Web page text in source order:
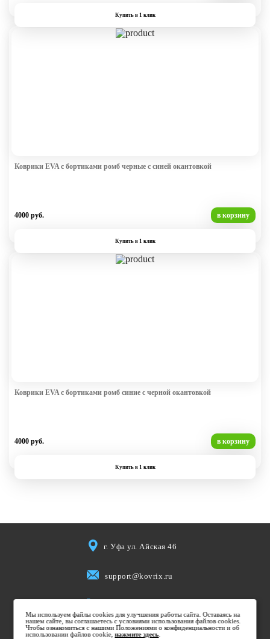
Купить в 1 клик
Коврики EVA с бортиками ромб черные с синей окантовкой
4000 руб. в корзину
Купить в 1 клик
Коврики EVA с бортиками ромб синие с черной окантовкой
4000 руб. в корзину
Купить в 1 клик
г. Уфа ул. Айская 46
support@kovrix.ru
Пн-Пт: 10:00 - 19:00
Мы используем файлы cookies для улучшения работы сайта. Оставаясь на
нашем сайте, вы соглашаетесь с условиями использования файлов cookies.
Чтобы ознакомиться с нашими Положениями о конфиденциальности и об
использовании файлов cookie,нажмите здесь.